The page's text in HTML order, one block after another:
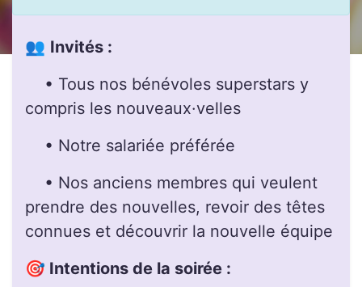
👥 Invités :
• Tous nos bénévoles superstars y
compris les nouveaux·velles
• Notre salariée préférée
• Nos anciens membres qui veulent
prendre des nouvelles, revoir des têtes
connues et découvrir la nouvelle équipe
🎯 Intentions de la soirée :